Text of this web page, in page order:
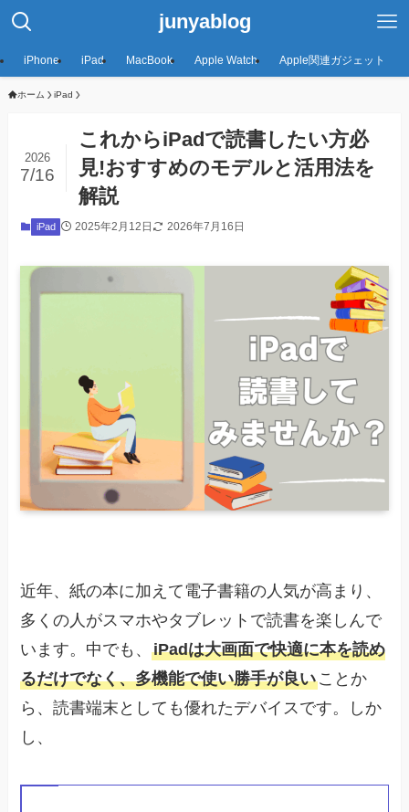
junyablog
iPhone iPad MacBook Apple Watch Apple関連ガジェット
ホーム iPad
これからiPadで読書したい方必
見!おすすめのモデルと活用法を
解説
2026
7/16
iPad 2025年2月12日 2026年7月16日
近年、紙の本に加えて電子書籍の人気が高まり、
多くの人がスマホやタブレットで読書を楽しんで
います。中でも、iPadは大画面で快適に本を読め
るだけでなく、多機能で使い勝手が良いことか
ら、読書端末としても優れたデバイスです。しか
し、